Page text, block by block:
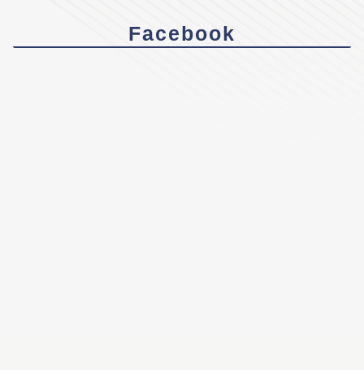
Facebook